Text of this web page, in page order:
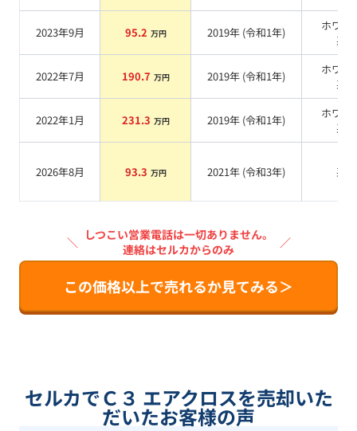
2023年9月 95.2 万円 2019年 (令和1年)
ホワイ
系
2022年7月 190.7 万円 2019年 (令和1年)
ホワイ
系
2022年1月 231.3 万円 2019年 (令和1年)
ホワイ
系
2026年8月 93.3 万円 2021年 (令和3年) 系
＼ しつこい営業電話は一切ありません。
連絡はセルカからのみ
／
この価格以上で売れるか見てみる＞
セルカでＣ３ エアクロスを売却いた
だいたお客様の声